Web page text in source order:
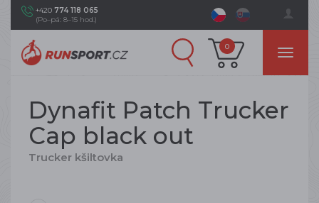
+420 774 118 065
(Po–pá: 8–15 hod.)
0
Dynafit Patch Trucker
Cap black out
Trucker kšiltovka